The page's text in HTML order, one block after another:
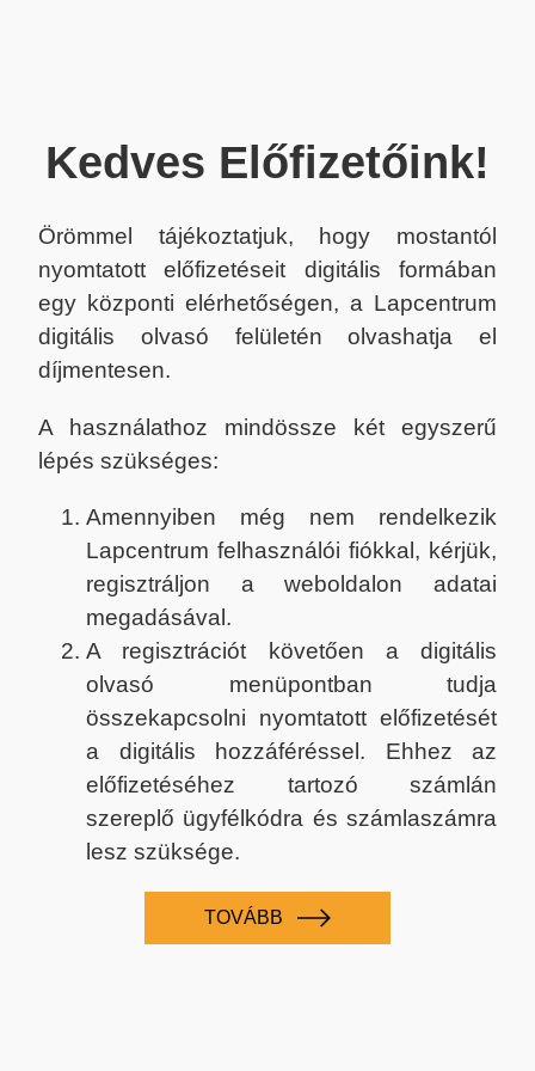
Kedves Előfizetőink!
Örömmel tájékoztatjuk, hogy mostantól
nyomtatott előfizetéseit digitális formában
egy központi elérhetőségen, a Lapcentrum
digitális olvasó felületén olvashatja el
díjmentesen.
A használathoz mindössze két egyszerű
lépés szükséges:
Amennyiben még nem rendelkezik
Lapcentrum felhasználói fiókkal, kérjük,
regisztráljon a weboldalon adatai
megadásával.
A regisztrációt követően a digitális
olvasó menüpontban tudja
összekapcsolni nyomtatott előfizetését
a digitális hozzáféréssel. Ehhez az
előfizetéséhez tartozó számlán
szereplő ügyfélkódra és számlaszámra
lesz szüksége.
TOVÁBB